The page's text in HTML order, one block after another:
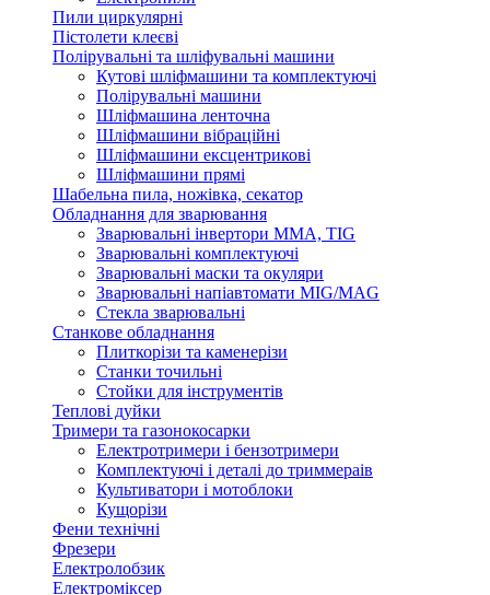
Пили циркулярні
Пістолети клеєві
Полірувальні та шліфувальні машини
Кутові шліфмашини та комплектуючі
Полірувальні машини
Шліфмашина ленточна
Шліфмашини вібраційні
Шліфмашини ексцентрикові
Шліфмашини прямі
Шабельна пила, ножівка, секатор
Обладнання для зварювання
Зварювальні інвертори ММА, TIG
Зварювальні комплектуючі
Зварювальні маски та окуляри
Зварювальні напіавтомати MIG/MAG
Стекла зварювальні
Станкове обладнання
Плиткорізи та каменерізи
Станки точильні
Стойки для інструментів
Теплові дуйки
Тримери та газонокосарки
Електротримери і бензотримери
Комплектуючі і деталі до триммераів
Культиватори і мотоблоки
Кущорізи
Фени технічні
Фрезери
Електролобзик
Електроміксер